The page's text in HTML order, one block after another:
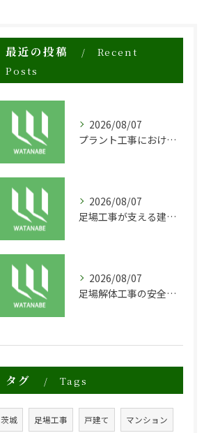
最近の投稿
Recent
Posts
2026/08/07
プラント工事における足場工事の安全対策と施工の重要性
2026/08/07
足場工事が支える建物の長寿命化と外装塗装の重要性
2026/08/07
足場解体工事の安全性と効率化のポイント
タグ Tags
茨城 足場工事 戸建て マンション